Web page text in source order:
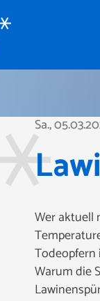
Sa.,
Wer aktuell
Todeopfern
Warum die